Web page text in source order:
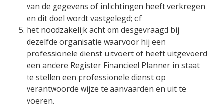
van de gegevens of inlichtingen heeft verkregen
en dit doel wordt vastgelegd; of
het noodzakelijk acht om desgevraagd bij
dezelfde organisatie waarvoor hij een
professionele dienst uitvoert of heeft uitgevoerd
een andere Register Financieel Planner in staat
te stellen een professionele dienst op
verantwoorde wijze te aanvaarden en uit te
voeren.